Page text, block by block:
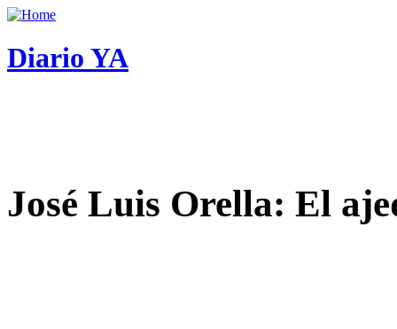
Diario YA
José Luis Orella: El